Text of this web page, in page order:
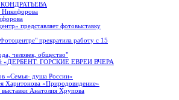
Никифорова
представляет фотовыставку
прекратила работу с 15
человек, общество"
«ДЕРБЕНТ. ГОРСКИЕ ЕВРЕИ ВЧЕРА
«Семья- душа России»
Харитонова «Природовидение»
Анатолия Хрупова